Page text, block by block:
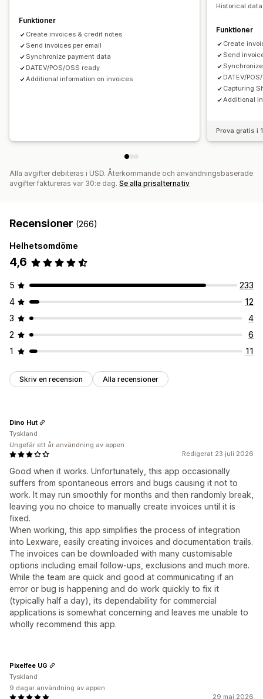
Daglig försäljningssammanfattning
Orderinformation
Transaktioner
Mappning av omsättningsskatt
Problemlösning
Import av historikdata
Filhantering
Filnamn
Automatisering av e-postmeddelanden
PDF-generering Utskrift och export
Informationssäkerhet
Sekventiell numrering
Funktioner
Create invoices & credit notes
Send invoices per email
Synchronize payment data
DATEV/POS/OSS ready
Additional information on invoices
Historical
Funktioner
Create
Send
DATEV/
Capturing
Additional
Prova gratis i
Alla avgifter debiteras i USD. Återkommande och användningsbaserade
avgifter faktureras var 30:e dag. Se alla prisalternativ
Recensioner (266)
Helhetsomdöme
4,6
5
233
4
12
3
4
2
6
1
11
Skriv en recension Alla recensioner
Redigerat 23 juli 2026
Good when it works. Unfortunately, this app occasionally
suffers from spontaneous errors and bugs causing it not to
work. It may run smoothly for months and then randomly break,
leaving you no choice to manually create invoices until it is
fixed.
When working, this app simplifies the process of integration
into Lexware, easily creating invoices and documentation trails.
The invoices can be downloaded with many customisable
options including email follow-ups, exclusions and much more.
While the team are quick and good at communicating if an
error or bug is happening and do work quickly to fix it
(typically half a day), its dependability for commercial
applications is somewhat concerning and leaves me unable to
wholly recommend this app.
Dino Hut
Tyskland
Ungefär ett år användning av appen
29 maj 2026
Pixelfee UG
Tyskland
9 dagar användning av appen